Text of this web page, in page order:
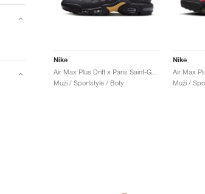
Nike
Muži / Sportstyle / Boty
Nike
Air Max
Muži /